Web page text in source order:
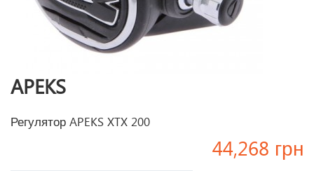
APEKS
Регулятор APEKS XTX 200
44,268 грн